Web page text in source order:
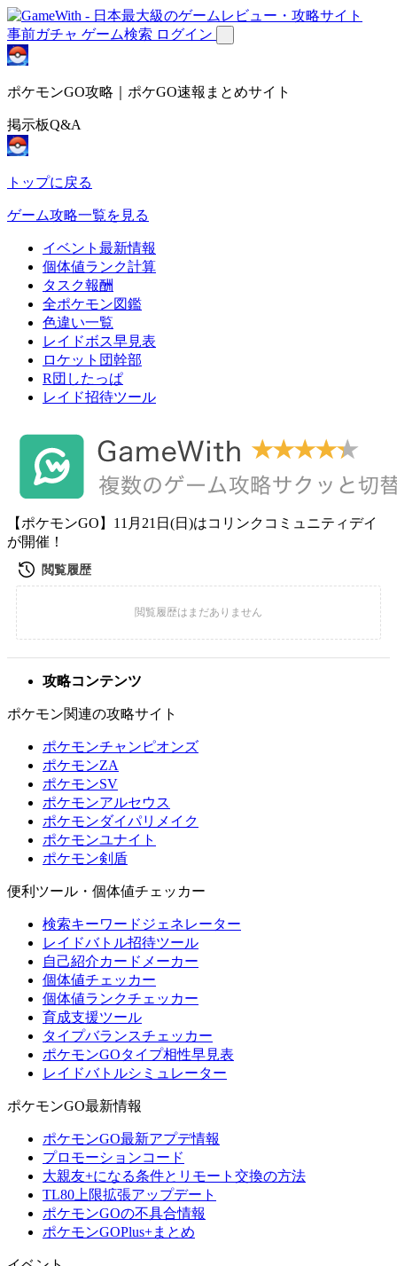
事前ガチャ ゲーム検索 ログイン
ポケモンGO攻略｜ポケGO速報まとめサイト
掲示板Q&A
トップに戻る
ゲーム攻略一覧を見る
イベント最新情報
個体値ランク計算
タスク報酬
全ポケモン図鑑
色違い一覧
レイドボス早見表
ロケット団幹部
R団したっぱ
レイド招待ツール
【ポケモンGO】11月21日(日)はコリンクコミュニティデイ
が開催！
攻略コンテンツ
ポケモン関連の攻略サイト
ポケモンチャンピオンズ
ポケモンZA
ポケモンSV
ポケモンアルセウス
ポケモンダイパリメイク
ポケモンユナイト
ポケモン剣盾
便利ツール・個体値チェッカー
検索キーワードジェネレーター
レイドバトル招待ツール
自己紹介カードメーカー
個体値チェッカー
個体値ランクチェッカー
育成支援ツール
タイプバランスチェッカー
ポケモンGOタイプ相性早見表
レイドバトルシミュレーター
ポケモンGO最新情報
ポケモンGO最新アプデ情報
プロモーションコード
大親友+になる条件とリモート交換の方法
TL80上限拡張アップデート
ポケモンGOの不具合情報
ポケモンGOPlus+まとめ